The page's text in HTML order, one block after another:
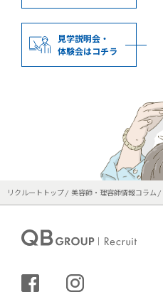
見学説明会・
体験会はコチラ
リクルートトップ 美容師・理容師情報コラム
シェアする